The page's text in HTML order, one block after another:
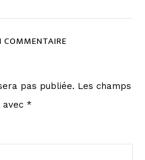
COMMENTAIRE
pas publiée. Les champs
avec *